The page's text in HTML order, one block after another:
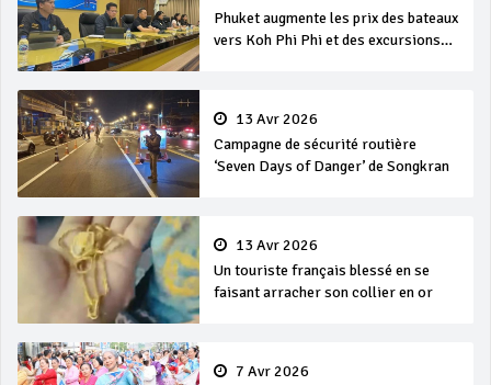
Phuket augmente les prix des bateaux
vers Koh Phi Phi et des excursions
13 Avr 2026
Campagne de sécurité routière
‘Seven Days of Danger’ de Songkran
13 Avr 2026
Un touriste français blessé en se
faisant arracher son collier en or
7 Avr 2026